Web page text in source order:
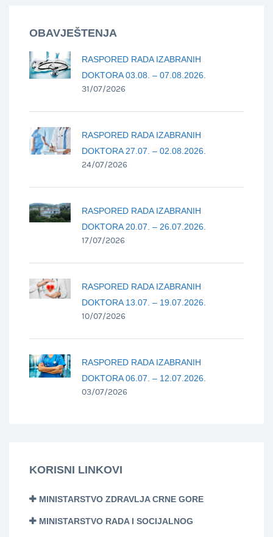
OBAVJEŠTENJA
RASPORED RADA IZABRANIH
DOKTORA 03.08. – 07.08.2026.
31/07/2026
RASPORED RADA IZABRANIH
DOKTORA 27.07. – 02.08.2026.
24/07/2026
RASPORED RADA IZABRANIH
DOKTORA 20.07. – 26.07.2026.
17/07/2026
RASPORED RADA IZABRANIH
DOKTORA 13.07. – 19.07.2026.
10/07/2026
RASPORED RADA IZABRANIH
DOKTORA 06.07. – 12.07.2026.
03/07/2026
KORISNI LINKOVI
MINISTARSTVO ZDRAVLJA CRNE GORE
MINISTARSTVO RADA I SOCIJALNOG